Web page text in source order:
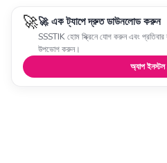
🚀🚀 এক ট্যাপে দ্রুত ডাউনলোড করুন
SSSTIK হোম স্ক্রিনে যোগ করুন এবং প্রতিবার
উপভোগ করুন।
অ্যাপ